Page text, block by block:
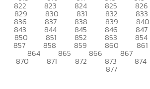
822 823 824 825 826
829 830 831 832 833
836 837 838 839 840
843 844 845 846 847
850 851 852 853 854
857 858 859 860 861
864 865 866 867
870 871 872 873 874
877